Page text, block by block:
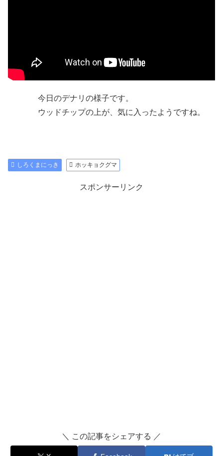
今日のデナリの様子です。
ウッドチップの上が、気に入ったようですね。
しろくまにっき ホッキョクグマ
スポンサーリンク
＼ この記事をシェアする ／